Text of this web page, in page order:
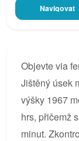
Navigovat
Objevte via
Jištěný úsek
výšky 1967
hrs, přičemž
minut.